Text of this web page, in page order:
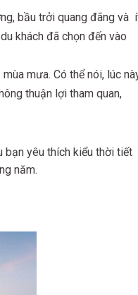
bầu trởi quang đãng và
khách đã chọn đến vào
mưa. Có thể nói, lúc
thuận lợi tham quan,
bạn yêu thích kiểu thời tiết
năm.